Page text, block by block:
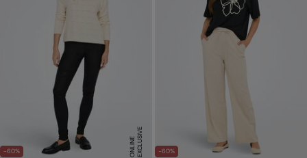
-60% E
X
C
L
U
SI
V
E
O
N
LI
N
E -60%